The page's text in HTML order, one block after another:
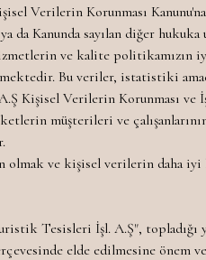
Verilerin Korunması
Kanunda sayılan diğer
ve kalite politikamızın
Bu veriler, istatistiki
Verilerin Korunması ve
müşterileri ve
ve kişisel verilerin daha iyi
Tesisleri İşl. A.Ş",
elde edilmesine